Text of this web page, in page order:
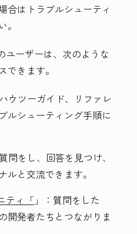
合はトラブルシューティ
。
ユーザーは、次のような
できます。
ウツーガイド、リファレ
ルシューティング手順に
問をし、回答を見つけ、
ルと交流できます。
ティ「 」：質問をした
開発者たちとつながりま